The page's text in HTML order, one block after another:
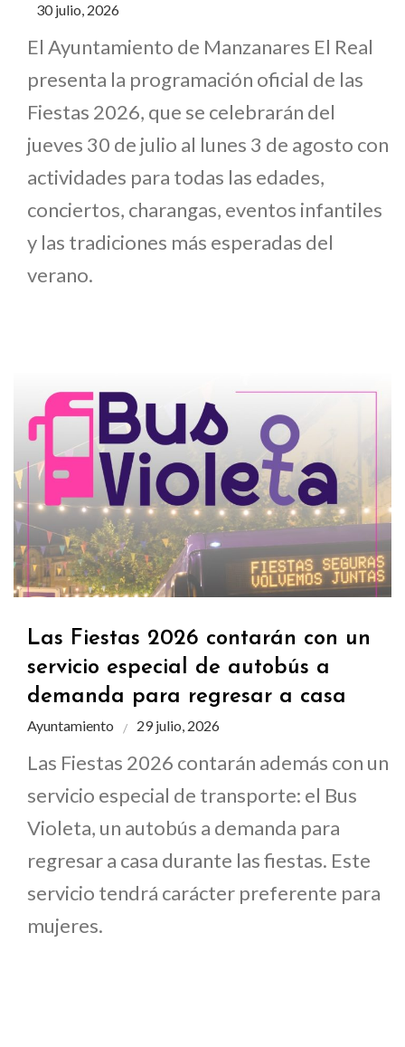
30 julio, 2026
El Ayuntamiento de Manzanares El Real
presenta la programación oficial de las
Fiestas 2026, que se celebrarán del
jueves 30 de julio al lunes 3 de agosto con
actividades para todas las edades,
conciertos, charangas, eventos infantiles
y las tradiciones más esperadas del
verano.
Las Fiestas 2026 contarán con un
servicio especial de autobús a
demanda para regresar a casa
Ayuntamiento 29 julio, 2026
Las Fiestas 2026 contarán además con un
servicio especial de transporte: el Bus
Violeta, un autobús a demanda para
regresar a casa durante las fiestas. Este
servicio tendrá carácter preferente para
mujeres.